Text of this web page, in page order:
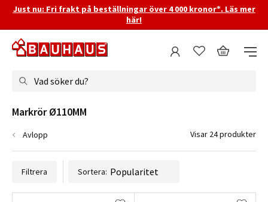
Just nu: Fri frakt på beställningar över 4 000 kronor*. Läs mer
här!
Vad söker du?
Filtrera Sortera:
Markrör Ø110MM
Avlopp Visar 24 produkter